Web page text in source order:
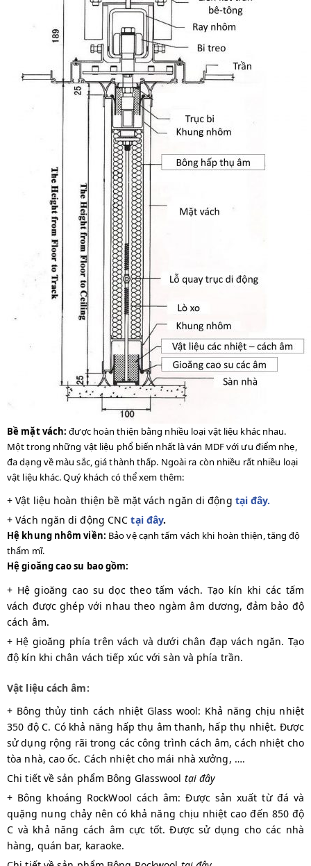
Bề mặt vách:được hoàn thiện bằng nhiều loại vật liệu khác nhau.
Một trong những vật liệu phổ biến nhất là ván MDF với ưu điểm nhẹ,
đa dạng về màu sắc, giá thành thấp. Ngoài ra còn nhiều rất nhiều loại
vật liệu khác. Quý khách có thể xem thêm:
+ Vật liệu hoàn thiện bề mặt vách ngăn di động tại đây.
+ Vách ngăn di động CNCtại đây.
Hệ khung nhôm viền: Bảo vệ cạnh tấm vách khi hoàn thiện, tăng độ
thẩm mĩ.
Hệ gioăng cao su bao gồm:
+ Hệ gioăng cao su dọc theo tấm vách. Tạo kín khi các tấm
vách được ghép với nhau theo ngàm âm dương, đảm bảo độ
cách âm.
+ Hệ gioăng phía trên vách và dưới chân đạp vách ngăn. Tạo
độ kín khi chân vách tiếp xúc với sàn và phía trần.
Vật liệu cách âm:
+ Bông thủy tinh cách nhiệt Glass wool: Khả năng chịu nhiệt
350 độ C. Có khả năng hấp thụ âm thanh, hấp thụ nhiệt. Được
sử dụng rộng rãi trong các công trình cách âm, cách nhiệt cho
tòa nhà, cao ốc. Cách nhiệt cho mái nhà xưởng, ….
Chi tiết về sản phẩm Bông Glasswool tại đây
+ Bông khoáng RockWool cách âm: Được sản xuất từ đá và
quặng nung chảy nên có khả năng chịu nhiệt cao đến 850 độ
C và khả năng cách âm cực tốt. Được sử dụng cho các nhà
hàng, quán bar, karaoke.